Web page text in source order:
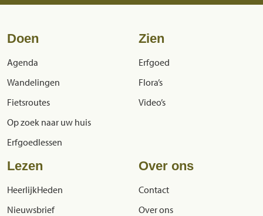
Doen
Agenda
Wandelingen
Fietsroutes
Op zoek naar uw huis
Erfgoedlessen
Zien
Erfgoed
Flora’s
Video’s
Lezen
HeerlijkHeden
Nieuwsbrief
Over ons
Contact
Over ons